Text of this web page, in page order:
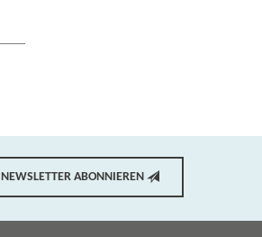
NEWSLETTER ABONNIEREN